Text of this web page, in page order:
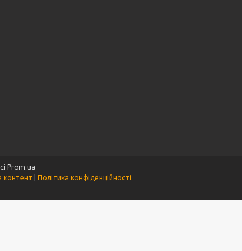
Prom.ua
контент
Політика конфіденційності